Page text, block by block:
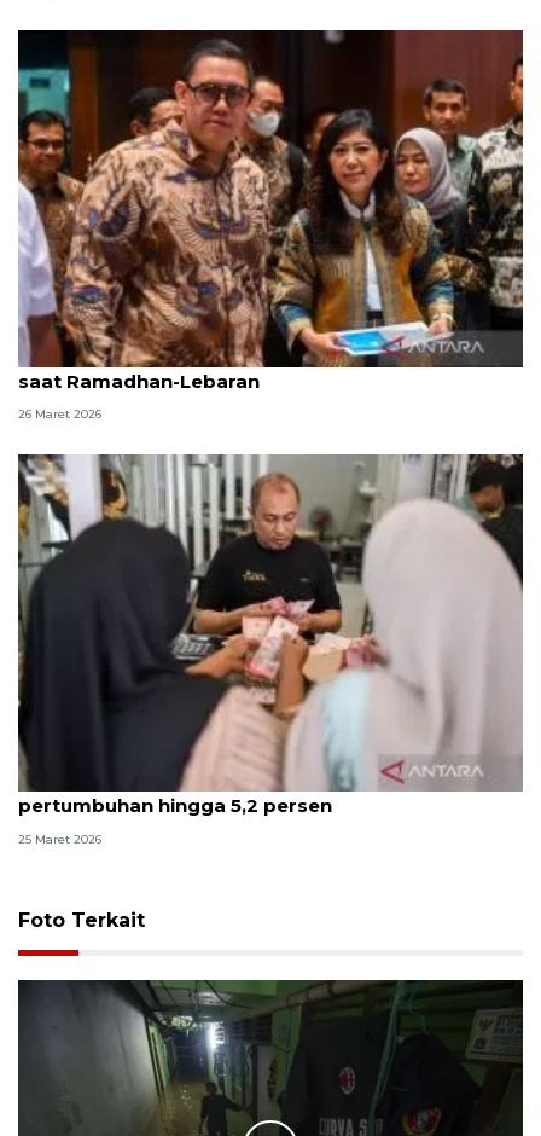
DPR apresiasi Komdigi sukses jaga telekomunikasi
saat Ramadhan-Lebaran
26 Maret 2026
INDEF prediksi momen Lebaran dorong
pertumbuhan hingga 5,2 persen
25 Maret 2026
Foto Terkait